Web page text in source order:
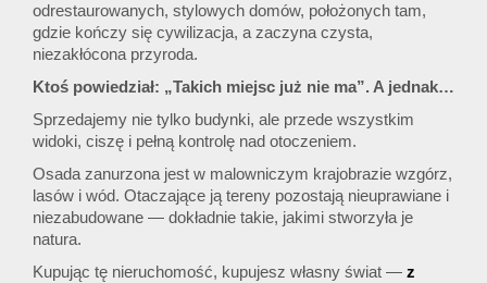
odrestaurowanych, stylowych domów, położonych tam,
gdzie kończy się cywilizacja, a zaczyna czysta,
niezakłócona przyroda.
Ktoś powiedział: „Takich miejsc już nie ma”. A jednak…
Sprzedajemy nie tylko budynki, ale przede wszystkim
widoki, ciszę i pełną kontrolę nad otoczeniem.
Osada zanurzona jest w malowniczym krajobrazie wzgórz,
lasów i wód. Otaczające ją tereny pozostają nieuprawiane i
niezabudowane — dokładnie takie, jakimi stworzyła je
natura.
Kupując tę nieruchomość, kupujesz własny świat — z